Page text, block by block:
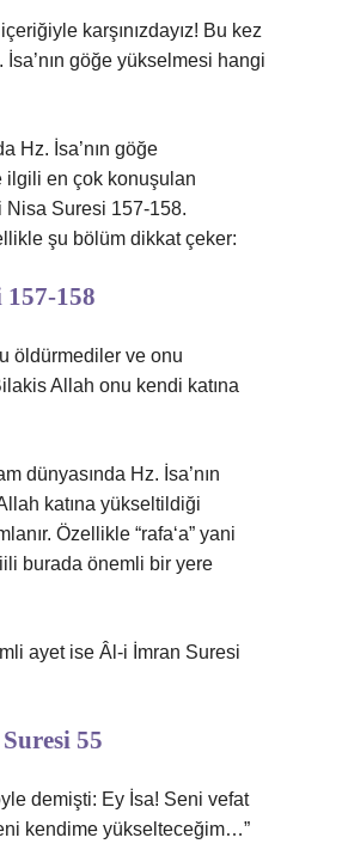
karşınızdayız! Bu kez
İsa’nın göğe yükselmesi hangi
Hz. İsa’nın göğe
ilgili en çok konuşulan
Nisa Suresi 157-158.
şu bölüm dikkat çeker:
157-158
öldürmediler ve onu
Allah onu kendi katına
dünyasında Hz. İsa’nın
katına yükseltildiği
Özellikle “rafa‘a” yani
burada önemli bir yere
ayet ise Âl-i İmran Suresi
55
demişti: Ey İsa! Seni vefat
kendime yükselteceğim…”